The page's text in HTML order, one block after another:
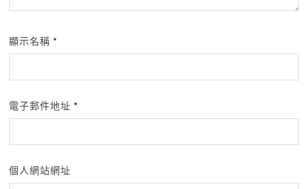
顯示名稱 *
電子郵件地址 *
個人網站網址